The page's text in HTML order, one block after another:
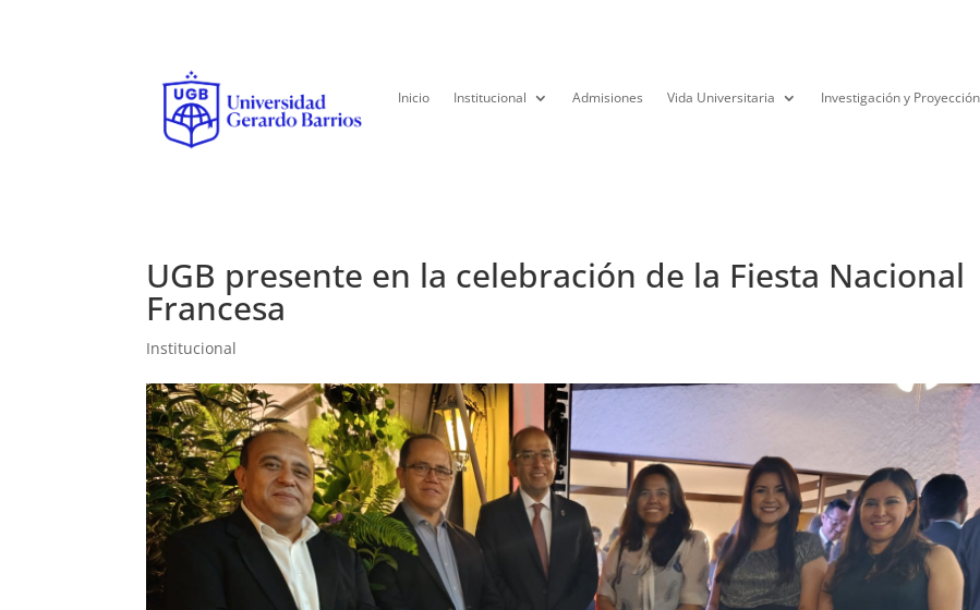
Inicio Institucional Admisiones Vida Universitaria Investigación y
UGB presente en la celebración de la Fiesta Nacional
Francesa
Institucional